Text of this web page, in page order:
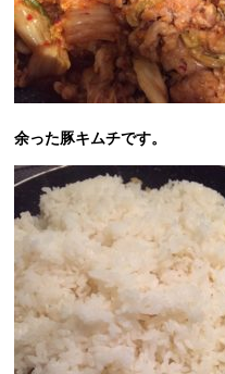
余った豚キムチです。